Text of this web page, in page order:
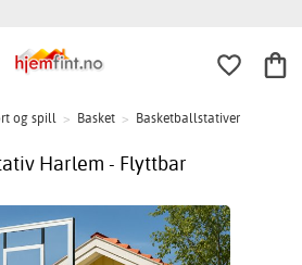
og spill > Basket > Basketballstativer
Harlem - Flyttbar